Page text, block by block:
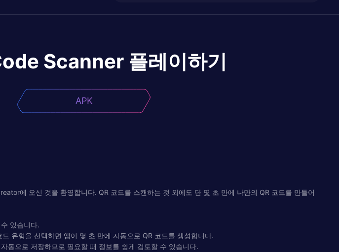
Scanner 플레이하기
APK
에 오신 것을 환영합니다. QR 코드를 스캔하는 것 외에도 단 몇 초 만에 나만의 QR 코드를 만들어
있습니다.
유형을 선택하면 앱이 몇 초 만에 자동으로 QR 코드를 생성합니다.
동으로 저장하므로 필요할 때 정보를 쉽게 검토할 수 있습니다.